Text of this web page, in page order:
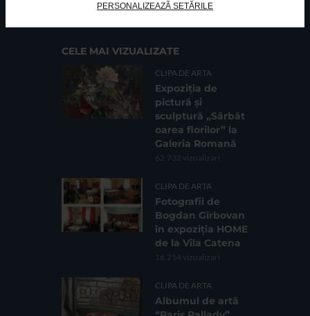
PERSONALIZEAZĂ SETĂRILE
Sc. 4, Ap. 197, Sector 2
CELE MAI VIZUALIZATE
CLIPA DE ARTA
Expoziția de
pictură și
sculptură „Sărbăt
oarea florilor” la
Galeria Romană
62.732 vizualizari
CLIPA DE ARTA
Fotografii de
Bogdan Gîrbovan
în expoziția HOME
de la Vila Catena
16.214 vizualizari
CLIPA DE ARTA
Albumul de artă